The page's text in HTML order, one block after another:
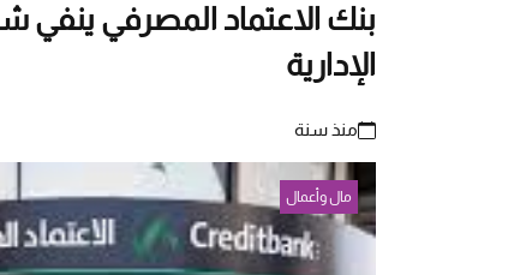
بنك الاعتماد المصرفي ينفي
الإدارية
منذ سنة
مال وأعمال